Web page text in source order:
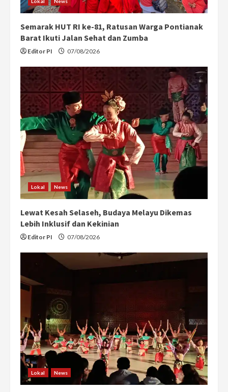
Semarak HUT RI ke-81, Ratusan Warga Pontianak
Barat Ikuti Jalan Sehat dan Zumba
Editor PI 07/08/2026
Lokal News
Lewat Kesah Selaseh, Budaya Melayu Dikemas
Lebih Inklusif dan Kekinian
Editor PI 07/08/2026
Lokal News